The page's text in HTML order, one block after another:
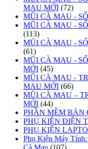
MAU MỚI (72)
MŨI CÀ MAU -
MŨI CÀ MAU -
(113)
MŨI CÀ MAU -
(61)
MŨI CÀ MAU -
MỚI (45)
MŨI CÀ MAU -
MAU MỚI (66)
MŨI CÀ MAU –
MỚI (44)
PHẦN MỀM BẢN
PHỤ KIỆN ĐIỆN
PHỤ KIỆN
Phụ Kiện Máy